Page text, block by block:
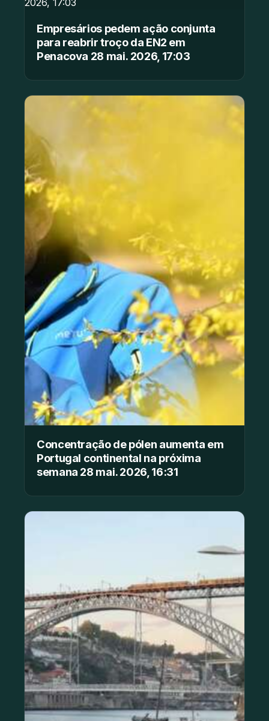
Empresários pedem ação conjunta
para reabrir troço da EN2 em
Penacova 28 mai. 2026, 17:03
Concentração de pólen aumenta em
Portugal continental na próxima
semana 28 mai. 2026, 16:31